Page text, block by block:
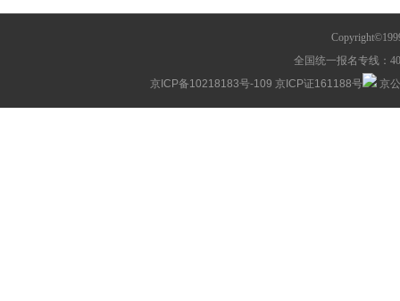
全国统一报名专线：
京ICP备10218183号-109 京ICP证161188号 京